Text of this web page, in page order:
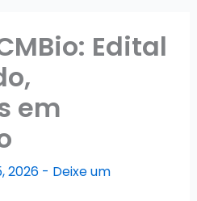
Edital
em
2026 - Deixe um